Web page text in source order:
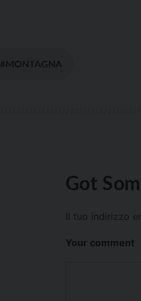
#MONTAGNA
Got
Il tuo indirizzo
Your comment